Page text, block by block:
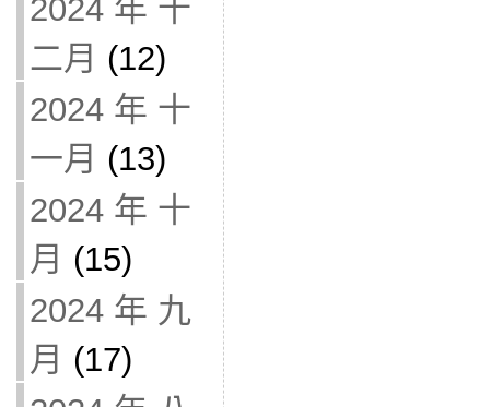
2024 年 十
二月 (12)
2024 年 十
一月 (13)
2024 年 十
月 (15)
2024 年 九
月 (17)